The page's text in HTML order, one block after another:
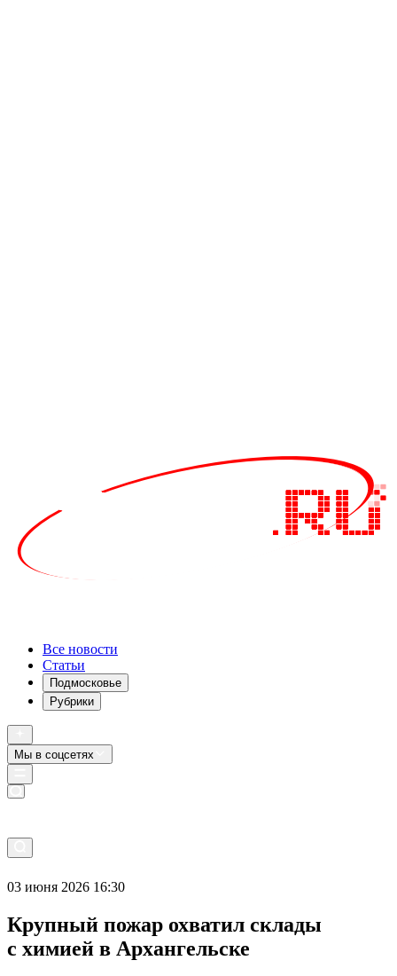
Все новости
Статьи
Подмосковье
Рубрики
Мы в соцсетях
03 июня 2026 16:30
Крупный пожар охватил склады
с химией в Архангельске